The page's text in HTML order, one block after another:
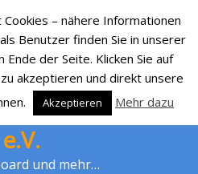
1929
e.V.
und mehr…
– nähere Informationen
Benutzer finden Sie in unserer
der Seite. Klicken Sie auf
akzeptieren und direkt unsere
Akzeptieren Mehr dazu